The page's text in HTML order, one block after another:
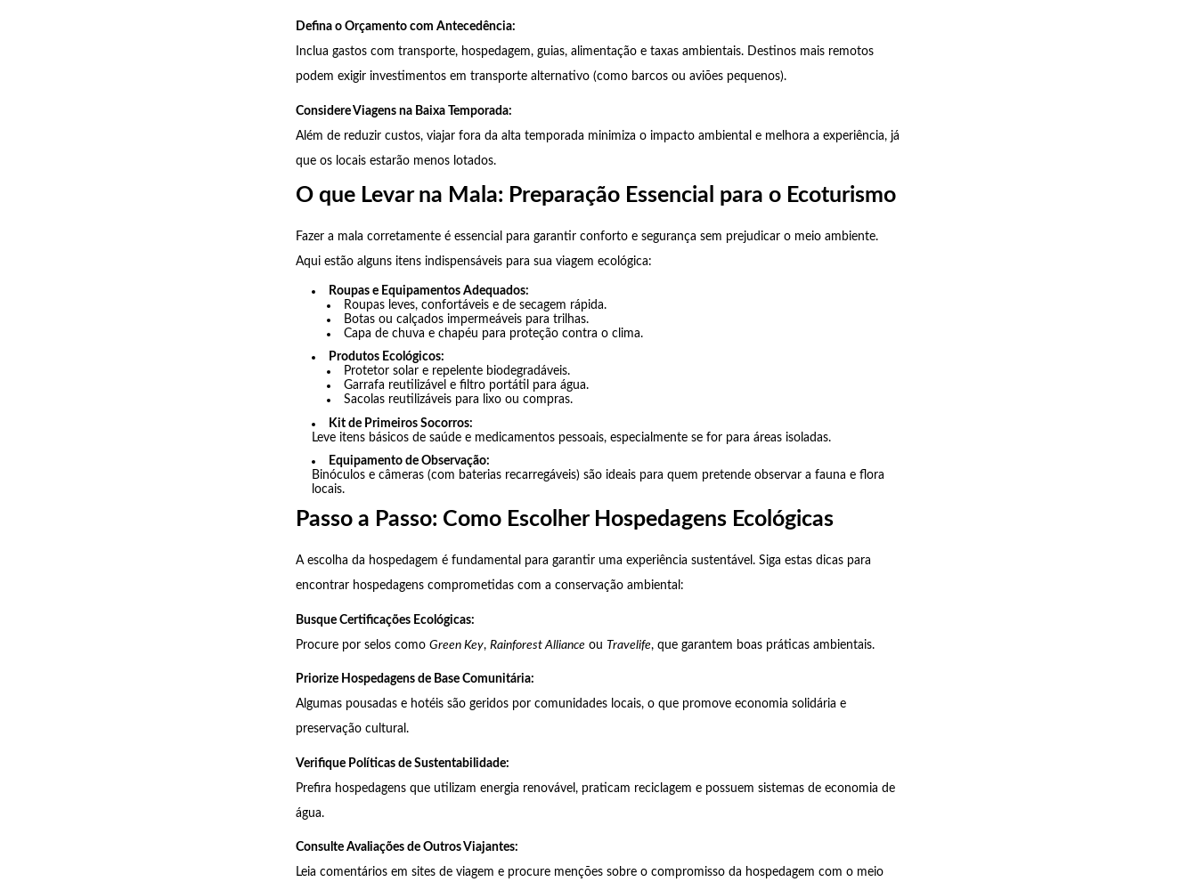
Defina o Orçamento com Antecedência:
Inclua gastos com transporte, hospedagem, guias, alimentação e taxas ambientais. Destinos mais remotos
podem exigir investimentos em transporte alternativo (como barcos ou aviões pequenos).
Considere Viagens na Baixa Temporada:
Além de reduzir custos, viajar fora da alta temporada minimiza o impacto ambiental e melhora a experiência, já
que os locais estarão menos lotados.
O que Levar na Mala: Preparação Essencial para o Ecoturismo
Fazer a mala corretamente é essencial para garantir conforto e segurança sem prejudicar o meio ambiente.
Aqui estão alguns itens indispensáveis para sua viagem ecológica:
Roupas e Equipamentos Adequados:
Roupas leves, confortáveis e de secagem rápida.
Botas ou calçados impermeáveis para trilhas.
Capa de chuva e chapéu para proteção contra o clima.
Produtos Ecológicos:
Protetor solar e repelente biodegradáveis.
Garrafa reutilizável e filtro portátil para água.
Sacolas reutilizáveis para lixo ou compras.
Kit de Primeiros Socorros:
Leve itens básicos de saúde e medicamentos pessoais, especialmente se for para áreas isoladas.
Equipamento de Observação:
Binóculos e câmeras (com baterias recarregáveis) são ideais para quem pretende observar a fauna e flora
locais.
Passo a Passo: Como Escolher Hospedagens Ecológicas
A escolha da hospedagem é fundamental para garantir uma experiência sustentável. Siga estas dicas para
encontrar hospedagens comprometidas com a conservação ambiental:
Busque Certificações Ecológicas:
Procure por selos comoGreen Key,Rainforest Alliance ouTravelife, que garantem boas práticas ambientais.
Priorize Hospedagens de Base Comunitária:
Algumas pousadas e hotéis são geridos por comunidades locais, o que promove economia solidária e
preservação cultural.
Verifique Políticas de Sustentabilidade:
Prefira hospedagens que utilizam energia renovável, praticam reciclagem e possuem sistemas de economia de
água.
Consulte Avaliações de Outros Viajantes:
Leia comentários em sites de viagem e procure menções sobre o compromisso da hospedagem com o meio